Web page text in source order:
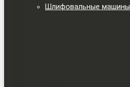
Шлифовальные машины